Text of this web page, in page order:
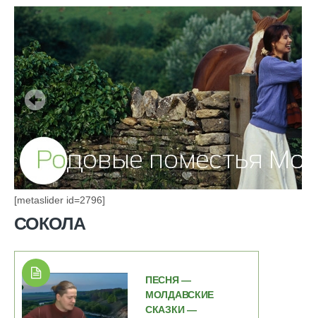
[metaslider id=2796]
СОКОЛА
ПЕСНЯ —
МОЛДАВСКИЕ
СКАЗКИ —